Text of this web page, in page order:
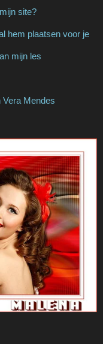
site?
hem plaatsen voor je
mijn les
Mendes